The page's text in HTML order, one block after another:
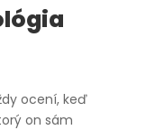
ocení, keď
on sám